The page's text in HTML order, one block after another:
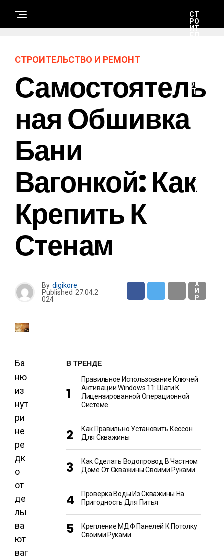
СТ
РО
ИТ
ОН
Т
Х
Н
О
Ы
Х
И
Р
СТРОИТЕЛЬСТВО И РЕМОНТ
Самостоятель
Ная Обшивка
Бани
Вагонкой: Как
Крепить К
Стенам
By digikore
Published 27.04.2
024
Ба
ню
из
нут
ри
не
ре
дк
о
от
де
лы
ва
ют
ваг
В ТРЕНДЕ
Правильное Использование Ключей
Активации Windows 11: Шаги К
Лицензированной Операционной
Системе
Как Правильно Установить Кессон
Для Скважины
Как Сделать Водопровод В Частном
Доме От Скважины Своими Руками
Проверка Воды Из Скважины На
Пригодность Для Питья
Крепление МДФ Панелей К Потолку
Своими Руками